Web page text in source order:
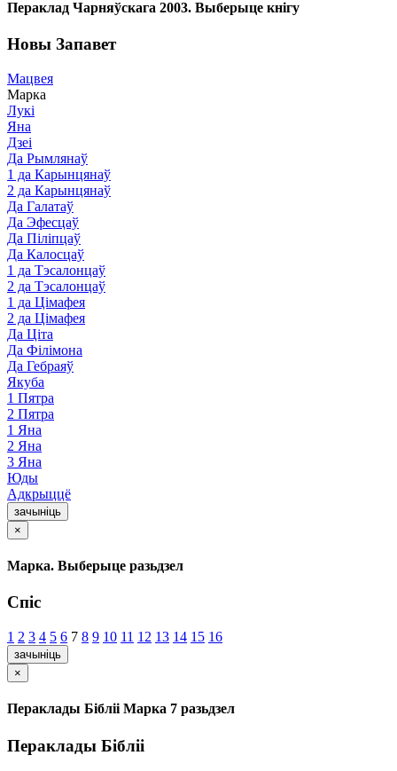
Пераклад Чарняўскага 2003. Выберыце кнігу
Новы Запавет
Мацвея
Марка
Лукі
Яна
Дзеі
Да Рымлянаў
1 да Карынцянаў
2 да Карынцянаў
Да Галатаў
Да Эфесцаў
Да Піліпцаў
Да Калосцаў
1 да Тэсалонцаў
2 да Тэсалонцаў
1 да Цімафея
2 да Цімафея
Да Ціта
Да Філімона
Да Гебраяў
Якуба
1 Пятра
2 Пятра
1 Яна
2 Яна
3 Яна
Юды
Адкрыццё
зачыніць
×
Марка. Выберыце разьдзел
Спіс
1 2 3 4 5 6 7 8 9 10 11 12 13 14 15 16
зачыніць
×
Пераклады Бібліі Марка 7 разьдзел
Пераклады Бібліі